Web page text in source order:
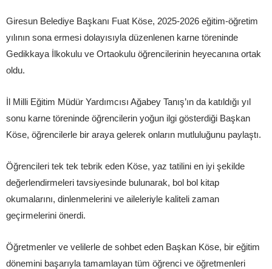
Giresun Belediye Başkanı Fuat Köse, 2025-2026 eğitim-öğretim
yılının sona ermesi dolayısıyla düzenlenen karne töreninde
Gedikkaya İlkokulu ve Ortaokulu öğrencilerinin heyecanına ortak
oldu.
İl Milli Eğitim Müdür Yardımcısı Ağabey Tanış’ın da katıldığı yıl
sonu karne töreninde öğrencilerin yoğun ilgi gösterdiği Başkan
Köse, öğrencilerle bir araya gelerek onların mutluluğunu paylaştı.
Öğrencileri tek tek tebrik eden Köse, yaz tatilini en iyi şekilde
değerlendirmeleri tavsiyesinde bulunarak, bol bol kitap
okumalarını, dinlenmelerini ve aileleriyle kaliteli zaman
geçirmelerini önerdi.
Öğretmenler ve velilerle de sohbet eden Başkan Köse, bir eğitim
dönemini başarıyla tamamlayan tüm öğrenci ve öğretmenleri